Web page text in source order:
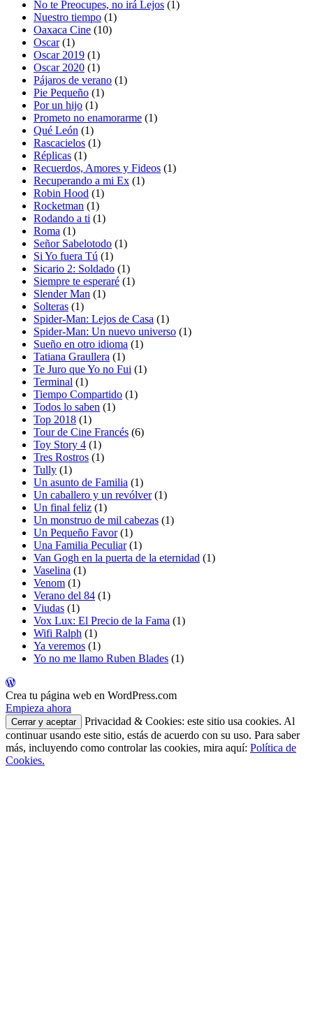
No te Preocupes, no irá Lejos (1)
Nuestro tiempo (1)
Oaxaca Cine (10)
Oscar(1)
Oscar 2019 (1)
Oscar 2020 (1)
Pájaros de verano (1)
Pie Pequeño (1)
Por un hijo (1)
Prometo no enamorarme (1)
Qué León (1)
Rascacielos (1)
Réplicas (1)
Recuerdos, Amores y Fideos (1)
Recuperando a mi Ex (1)
Robin Hood (1)
Rocketman (1)
Rodando a ti (1)
Roma (1)
Señor Sabelotodo (1)
Si Yo fuera Tú (1)
Sicario 2: Soldado (1)
Siempre te esperaré (1)
Slender Man (1)
Solteras (1)
Spider-Man: Lejos de Casa (1)
Spider-Man: Un nuevo universo (1)
Sueño en otro idioma (1)
Tatiana Graullera (1)
Te Juro que Yo no Fui (1)
Terminal (1)
Tiempo Compartido (1)
Todos lo saben (1)
Top 2018 (1)
Tour de Cine Francés (6)
Toy Story 4 (1)
Tres Rostros (1)
Tully (1)
Un asunto de Familia (1)
Un caballero y un revólver(1)
Un final feliz (1)
Un monstruo de mil cabezas (1)
Un Pequeño Favor(1)
Una Familia Peculiar(1)
Van Gogh en la puerta de la eternidad (1)
Vaselina (1)
Venom (1)
Verano del 84 (1)
Viudas (1)
Vox Lux: El Precio de la Fama (1)
Wifi Ralph (1)
Ya veremos (1)
Yo no me llamo Ruben Blades (1)
Crea tu página web en WordPress.com
Empieza ahora
Privacidad & Cookies: este sitio usa cookies. Al
continuar usando este sitio, estás de acuerdo con su uso. Para saber
más, incluyendo como controlar las cookies, mira aquí: Política de
Cookies.